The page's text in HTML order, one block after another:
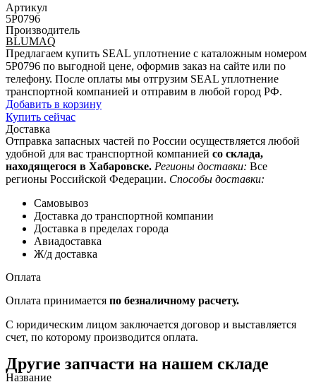
Артикул
5P0796
Производитель
BLUMAQ
Предлагаем купить SEAL уплотнение с каталожным номером
5P0796 по выгодной цене, оформив заказ на сайте или по
телефону. После оплаты мы отгрузим SEAL уплотнение
транспортной компанией и отправим в любой город РФ.
Добавить в корзину
Купить сейчас
Доставка
Отправка запасных частей по России осуществляется любой
удобной для вас транспортной компанией со склада,
находящегося в Хабаровске. Регионы доставки: Все
регионы Российской Федерации. Способы доставки:
Самовывоз
Доставка до транспортной компании
Доставка в пределах города
Авиадоставка
Ж/д доставка
Оплата
Оплата принимается по безналичному расчету.
С юридическим лицом заключается договор и выставляется
счет, по которому производится оплата.
Другие запчасти на нашем складе
Название